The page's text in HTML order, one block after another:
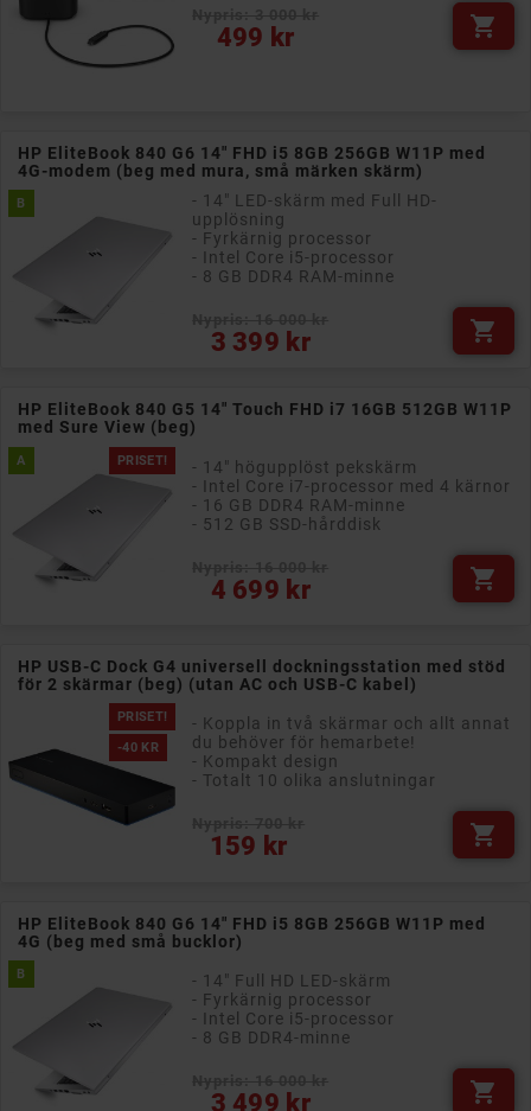
499 kr
Pris 
HP EliteBook 840 G6 14" FHD i5 8GB 256GB W11P med
4G-modem (beg med mura, små märken skärm)
B
- 14" LED-skärm med Full HD-
upplösning
- Fyrkärnig processor
- Intel Core i5-processor
- 8 GB DDR4 RAM-minne
3 399 kr
Pris 
HP EliteBook 840 G5 14" Touch FHD i7 16GB 512GB W11P
med Sure View (beg)
PRISET!
A
- 14" högupplöst pekskärm
- Intel Core i7-processor med 4 kärnor
- 16 GB DDR4 RAM-minne
- 512 GB SSD-hårddisk
4 699 kr
Pris 
HP USB-C Dock G4 universell dockningsstation med stöd
för 2 skärmar (beg) (utan AC och USB-C kabel)
PRISET!
-40 KR
- Koppla in två skärmar och allt annat
du behöver för hemarbete!
- Kompakt design
- Totalt 10 olika anslutningar
159 kr
Vanligt pris
Pris 
HP EliteBook 840 G6 14" FHD i5 8GB 256GB W11P med
4G (beg med små bucklor)
B
- 14" Full HD LED-skärm
- Fyrkärnig processor
- Intel Core i5-processor
- 8 GB DDR4-minne
3 499 kr
Pris 